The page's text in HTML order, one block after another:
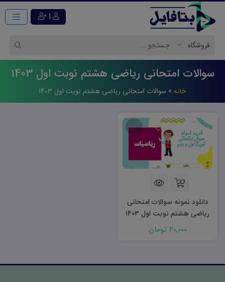
|
سوالات امتحانی ریاضی هشتم نوبت اول 1403
خانه » سوالات امتحانی ریاضی هشتم نوبت اول 1403
دانلود نمونه سوالات امتحانی
ریاضی هشتم نوبت اول ۱۴۰۳
word40,000 تومان